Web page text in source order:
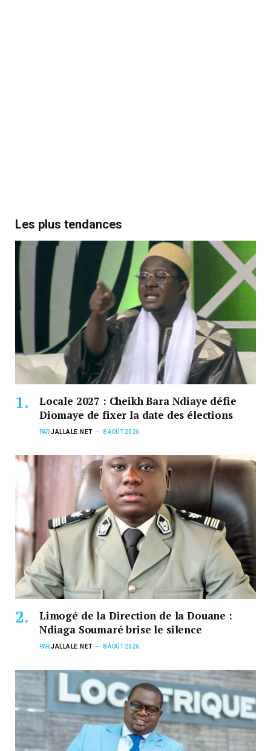
Les plus tendances
Locale 2027 : Cheikh Bara Ndiaye défie
Diomaye de fixer la date des élections
PARJALLALE.NET 8 AOÛT 2026
Limogé de la Direction de la Douane :
Ndiaga Soumaré brise le silence
PARJALLALE.NET 8 AOÛT 2026